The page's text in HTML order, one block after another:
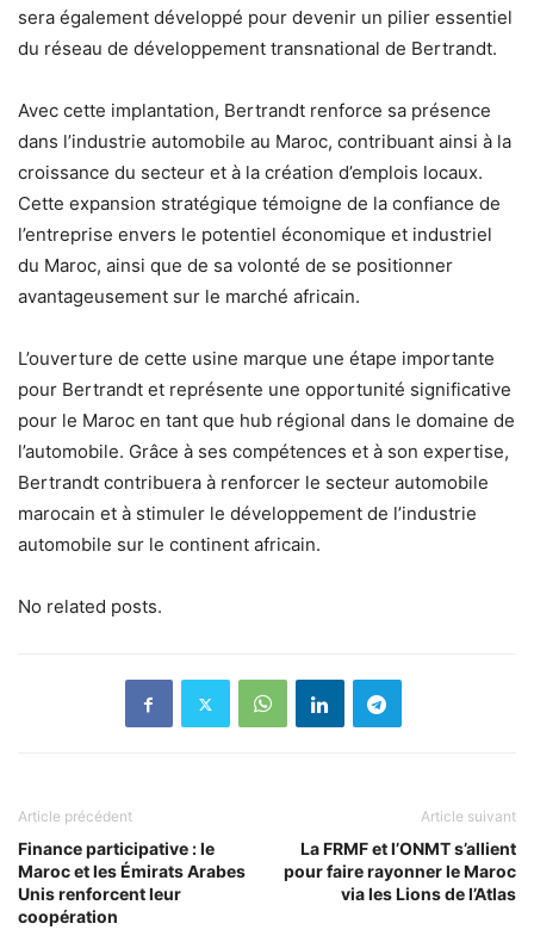
sera également développé pour devenir un pilier essentiel
du réseau de développement transnational de Bertrandt.
Avec cette implantation, Bertrandt renforce sa présence
dans l’industrie automobile au Maroc, contribuant ainsi à la
croissance du secteur et à la création d’emplois locaux.
Cette expansion stratégique témoigne de la confiance de
l’entreprise envers le potentiel économique et industriel
du Maroc, ainsi que de sa volonté de se positionner
avantageusement sur le marché africain.
L’ouverture de cette usine marque une étape importante
pour Bertrandt et représente une opportunité significative
pour le Maroc en tant que hub régional dans le domaine de
l’automobile. Grâce à ses compétences et à son expertise,
Bertrandt contribuera à renforcer le secteur automobile
marocain et à stimuler le développement de l’industrie
automobile sur le continent africain.
No related posts.
Article précédent
Finance participative : le
Maroc et les Émirats Arabes
Unis renforcent leur
coopération
Article suivant
La FRMF et l’ONMT s’allient
pour faire rayonner le Maroc
via les Lions de l’Atlas